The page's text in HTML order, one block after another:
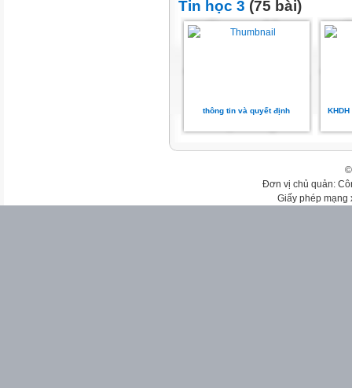
Tin học 3 (75 bài)
thông tin và quyết định
Đơn vị chủ quản:
Giấy phép mạng